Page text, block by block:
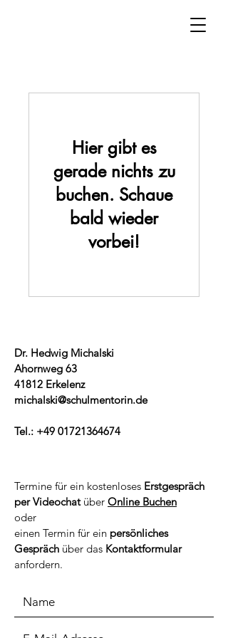
Hier gibt es
gerade nichts zu
buchen. Schaue
bald wieder
vorbei!
Dr. Hedwig Michalski
Ahornweg 63
41812 Erkelenz
michalski@schulmentorin.de
Tel.: +49 01721364674
Termine für ein kostenloses Erstgespräch
per Videochatüber Online Buchen
oder
einen Termin für ein persönliches
Gespräch über das Kontaktformular
anfordern.